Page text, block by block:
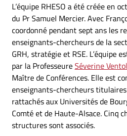
L’équipe RHESO a été créée en
du Pr Samuel Mercier. Avec
coordonné pendant sept ans les
enseignants-chercheurs de la
GRH, stratégie et RSE. L’équipe
par la ProfesseureSéverine
Maître de Conférences. Elle est
enseignants-chercheurs
rattachés aux Universités de
Comté et de Haute-Alsace. Cinq
structures sont associés.